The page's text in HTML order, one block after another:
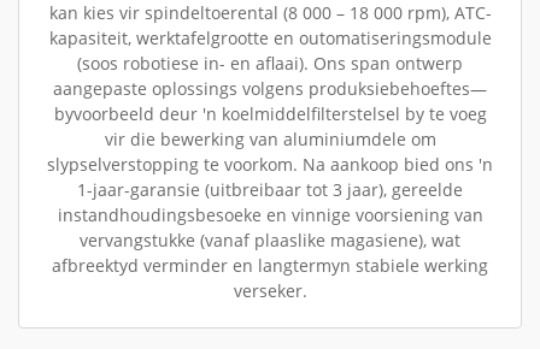
kan kies vir spindeltoerental (8 000 – 18 000 rpm), ATC-
kapasiteit, werktafelgrootte en outomatiseringsmodule
(soos robotiese in- en aflaai). Ons span ontwerp
aangepaste oplossings volgens produksiebehoeftes—
byvoorbeeld deur 'n koelmiddelfilterstelsel by te voeg
vir die bewerking van aluminiumdele om
slypselverstopping te voorkom. Na aankoop bied ons 'n
1-jaar-garansie (uitbreibaar tot 3 jaar), gereelde
instandhoudingsbesoeke en vinnige voorsiening van
vervangstukke (vanaf plaaslike magasiene), wat
afbreektyd verminder en langtermyn stabiele werking
verseker.